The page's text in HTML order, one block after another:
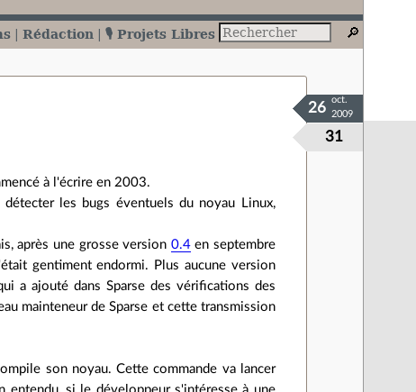
Rédaction 🎙️ Projets Libres
31
26
oct.
2009
à l'écrire en 2003.
les bugs éventuels du noyau Linux,
après une grosse version 0.4en septembre
gentiment endormi. Plus aucune version
a ajouté dans Sparse des vérifications des
mainteneur de Sparse et cette transmission
son noyau. Cette commande va lancer